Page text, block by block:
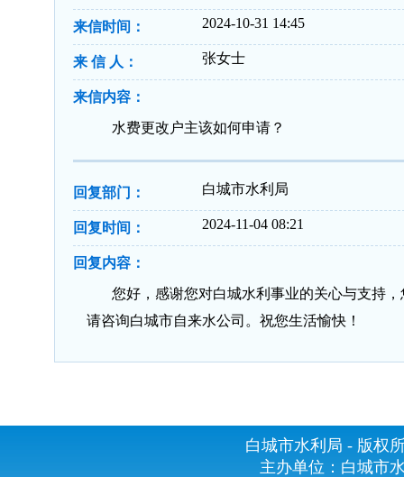
来信时间： 2024-10-31 14:45
来 信 人： 张女士
来信内容：
水费更改户主该如何申请？
回复部门： 白城市水利局
回复时间： 2024-11-04 08:21
回复内容：
您好，感谢您对白城水利事业的关心与支持
请咨询白城市自来水公司。祝您生活愉快！
白城市水利局 - 版
主办单位：白城